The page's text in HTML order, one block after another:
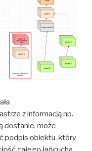
z informacją np.
dostanie, może
podpis obiektu, który